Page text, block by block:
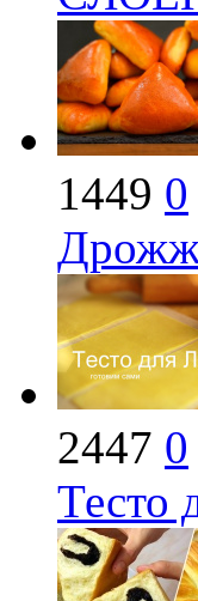
1449 0
2447 0
Тесто